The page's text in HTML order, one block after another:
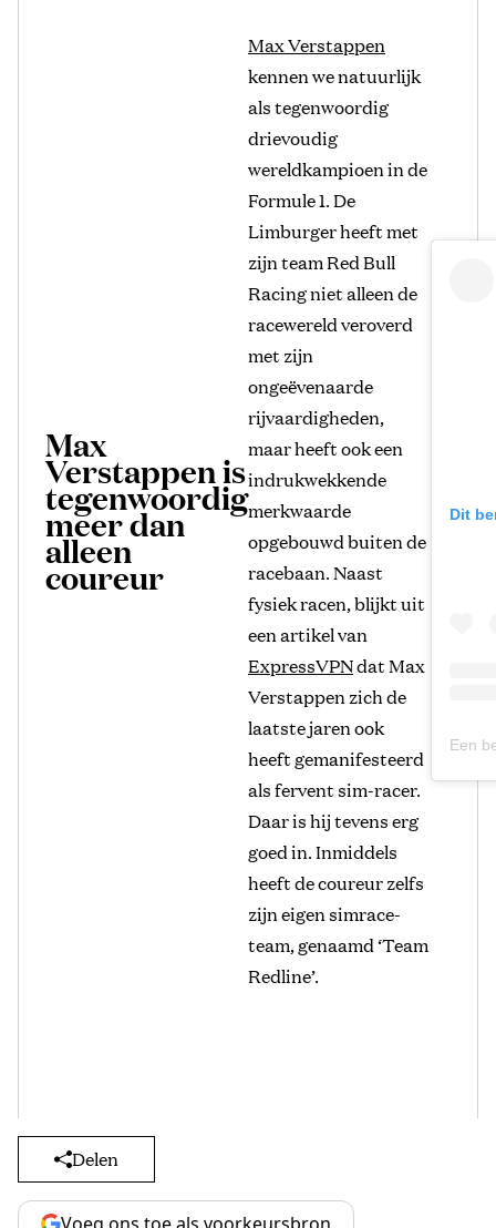
Max
Verstappen is
tegenwoordig
meer dan
alleen
coureur
Max Verstappen
kennen we natuurlijk
als tegenwoordig
drievoudig
wereldkampioen in de
Formule 1. De
Limburger heeft met
zijn team Red Bull
Racing niet alleen de
racewereld veroverd
met zijn
ongeëvenaarde
rijvaardigheden,
maar heeft ook een
indrukwekkende
merkwaarde
opgebouwd buiten de
racebaan. Naast
fysiek racen, blijkt uit
een artikel van
ExpressVPNdat Max
Verstappen zich de
laatste jaren ook
heeft gemanifesteerd
als fervent sim-racer.
Daar is hij tevens erg
goed in. Inmiddels
heeft de coureur zelfs
zijn eigen simrace-
team, genaamd ‘Team
Redline’.
Dit
Delen
Voeg ons toe als voorkeursbron